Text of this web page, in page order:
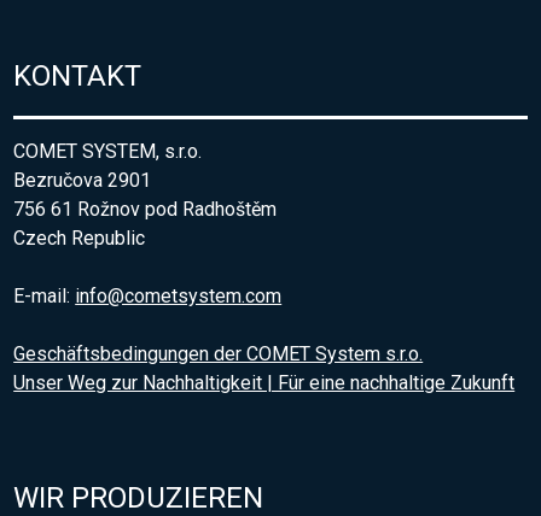
KONTAKT
COMET SYSTEM, s.r.o.
Bezručova 2901
756 61 Rožnov pod Radhoštěm
Czech Republic
E-mail: info@cometsystem.com
Geschäftsbedingungen der COMET System s.r.o.
Unser Weg zur Nachhaltigkeit | Für eine nachhaltige Zukunft
WIR PRODUZIEREN